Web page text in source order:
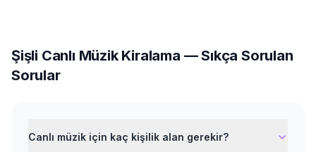
Şişli Canlı Müzik Kiralama — Sıkça Sorulan
Sorular
Canlı müzik için kaç kişilik alan gerekir?